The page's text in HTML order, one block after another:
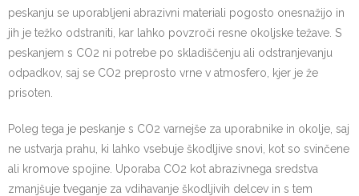
peskanju se uporabljeni abrazivni materiali pogosto onesnažijo in
jih je težko odstraniti, kar lahko povzroči resne okoljske težave. S
peskanjem s CO2 ni potrebe po skladiščenju ali odstranjevanju
odpadkov, saj se CO2 preprosto vrne v atmosfero, kjer je že
prisoten.
Poleg tega je peskanje s CO2 varnejše za uporabnike in okolje, saj
ne ustvarja prahu, ki lahko vsebuje škodljive snovi, kot so svinčene
ali kromove spojine. Uporaba CO2 kot abrazivnega sredstva
zmanjšuje tveganje za vdihavanje škodljivih delcev in s tem